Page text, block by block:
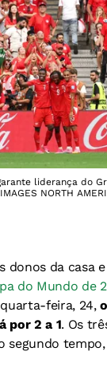
liderança do
NORTH
donos da casa
do Mundo de
feira, 24,
por 2 a 1. Os
segundo